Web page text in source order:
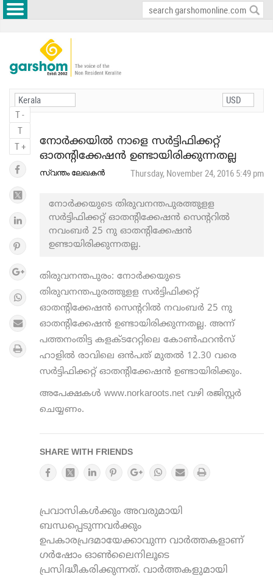
T -
T
T +
നോര്‍ക്കയിൽ നാളെ സര്‍ട്ടിഫിക്കറ്റ്
ഓതന്റിക്കേഷന്‍ ഉണ്ടായിരിക്കുന്നതല്ല
സ്വന്തം ലേഖകൻ Thursday, November 24, 2016 5:49 pm
നോര്‍ക്കയുടെ തിരുവനന്തപുരത്തുളള
സര്‍ട്ടിഫിക്കറ്റ് ഓതന്റിക്കേഷന്‍ സെന്ററില്‍
നവംബര്‍ 25 നു ഓതന്റിക്കേഷന്‍
ഉണ്ടായിരിക്കുന്നതല്ല.
തിരുവനന്തപുരം: നോര്‍ക്കയുടെ
തിരുവനന്തപുരത്തുളള സര്‍ട്ടിഫിക്കറ്റ്
ഓതന്റിക്കേഷന്‍ സെന്ററില്‍ നവംബര്‍ 25 നു
ഓതന്റിക്കേഷന്‍ ഉണ്ടായിരിക്കുന്നതല്ല. അന്ന്
പത്തനംതിട്ട കളക്ടറേറ്റിലെ കോണ്‍ഫറന്‍സ്
ഹാളില്‍ രാവിലെ ഒന്‍പത് മുതല്‍ 12.30 വരെ
സര്‍ട്ടിഫിക്കറ്റ് ഓതന്റിക്കേഷന്‍ ഉണ്ടായിരിക്കും.
അപേക്ഷകള്‍ www.norkaroots.net വഴി രജിസ്റ്റര്‍
ചെയ്യണം.
SHARE WITH FRIENDS
പ്രവാസികൾക്കും അവരുമായി
ബന്ധപ്പെടുന്നവർക്കും
ഉപകാരപ്രദമായേക്കാവുന്ന വാർത്തകളാണ്
ഗർഷോം ഓൺലൈനിലൂടെ
പ്രസിദ്ധീകരിക്കുന്നത്. വാർത്തകളുമായി